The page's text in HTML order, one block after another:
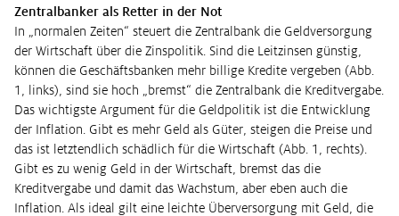
Zentralbanker als Retter in der Not
In „normalen Zeiten“ steuert die Zentralbank die Geldversorgung
der Wirtschaft über die Zinspolitik. Sind die Leitzinsen günstig,
können die Geschäftsbanken mehr billige Kredite vergeben (Abb.
1, links), sind sie hoch „bremst“ die Zentralbank die Kreditvergabe.
Das wichtigste Argument für die Geldpolitik ist die Entwicklung
der Inflation. Gibt es mehr Geld als Güter, steigen die Preise und
das ist letztendlich schädlich für die Wirtschaft (Abb. 1, rechts).
Gibt es zu wenig Geld in der Wirtschaft, bremst das die
Kreditvergabe und damit das Wachstum, aber eben auch die
Inflation. Als ideal gilt eine leichte Überversorgung mit Geld, die